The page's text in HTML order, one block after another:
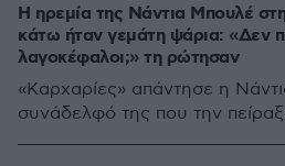
Η ηρεμία της Νάντια Μπουλέ
κάτω ήταν γεμάτη ψάρια: «Δεν
λαγοκέφαλοι;» τη ρώτησαν
«Καρχαρίες» απάντησε η
συνάδελφό της που την